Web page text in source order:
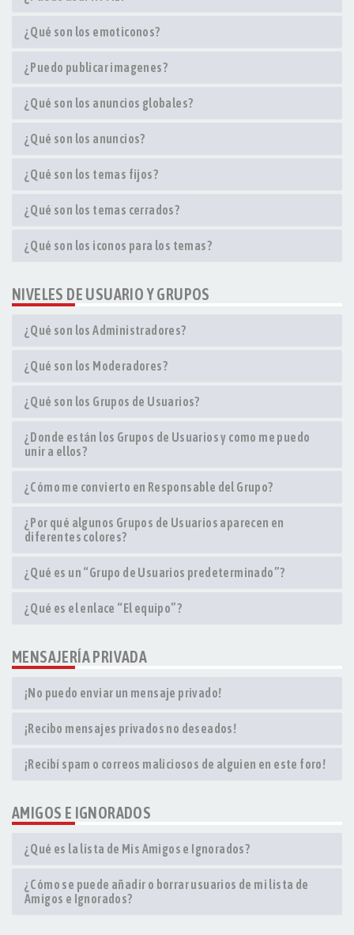
¿Qué son los emoticonos?
¿Puedo publicar imagenes?
¿Qué son los anuncios globales?
¿Qué son los anuncios?
¿Qué son los temas fijos?
¿Qué son los temas cerrados?
¿Qué son los iconos para los temas?
NIVELES DE USUARIO Y GRUPOS
¿Qué son los Administradores?
¿Qué son los Moderadores?
¿Qué son los Grupos de Usuarios?
¿Donde están los Grupos de Usuarios y como me puedo
unir a ellos?
¿Cómo me convierto en Responsable del Grupo?
¿Por qué algunos Grupos de Usuarios aparecen en
diferentes colores?
¿Qué es un “Grupo de Usuarios predeterminado”?
¿Qué es el enlace “El equipo”?
MENSAJERÍA PRIVADA
¡No puedo enviar un mensaje privado!
¡Recibo mensajes privados no deseados!
¡Recibí spam o correos maliciosos de alguien en este foro!
AMIGOS E IGNORADOS
¿Qué es la lista de Mis Amigos e Ignorados?
¿Cómo se puede añadir o borrar usuarios de mi lista de
Amigos e Ignorados?